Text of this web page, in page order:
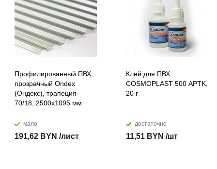
Профилированный ПВХ
прозрачный Ondex
(Ондекс), трапеция
70/18, 2500х1095 мм
мало
191,62 BYN /лист
Клей для ПВХ
COSMOPLAST 500 APTK,
20 г
достаточно
11,51 BYN /шт